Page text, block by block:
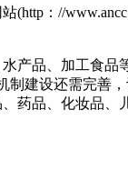
：//
产品、加工食品
制建设还需完善
药品、化妆品、